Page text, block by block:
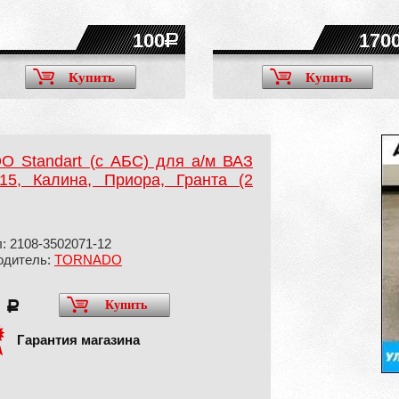
100
Купить Купить
Standart (с АБС) для а/м ВАЗ
Калина, Приора, Гранта (2
2108-3502071-12
TORNADO
a Купить
Гарантия магазина